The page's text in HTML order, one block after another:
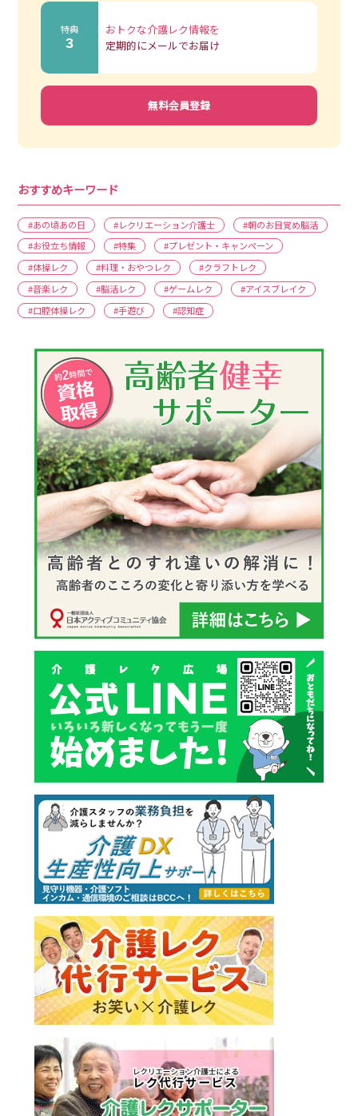
特典
3
おトクな介護レク情報を
定期的にメールでお届け
無料会員登録
おすすめキーワード
#あの頃あの日 #レクリエーション介護士
#朝のお目覚め脳活
#お役立ち情報
#特集
#プレゼント・キャンペーン
#体操レク
#料理・おやつレク
#クラフトレク
#音楽レク
#脳活レク #ゲームレク
#アイスブレイク
#口腔体操レク
#手遊び #認知症